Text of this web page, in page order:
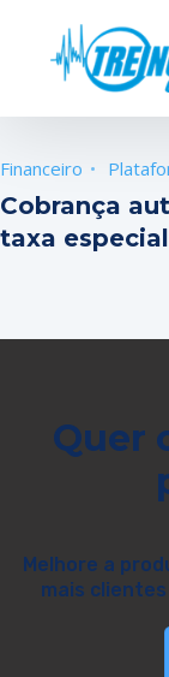
Financeiro
Cobrança
taxa
Quer
Melhore a
mais